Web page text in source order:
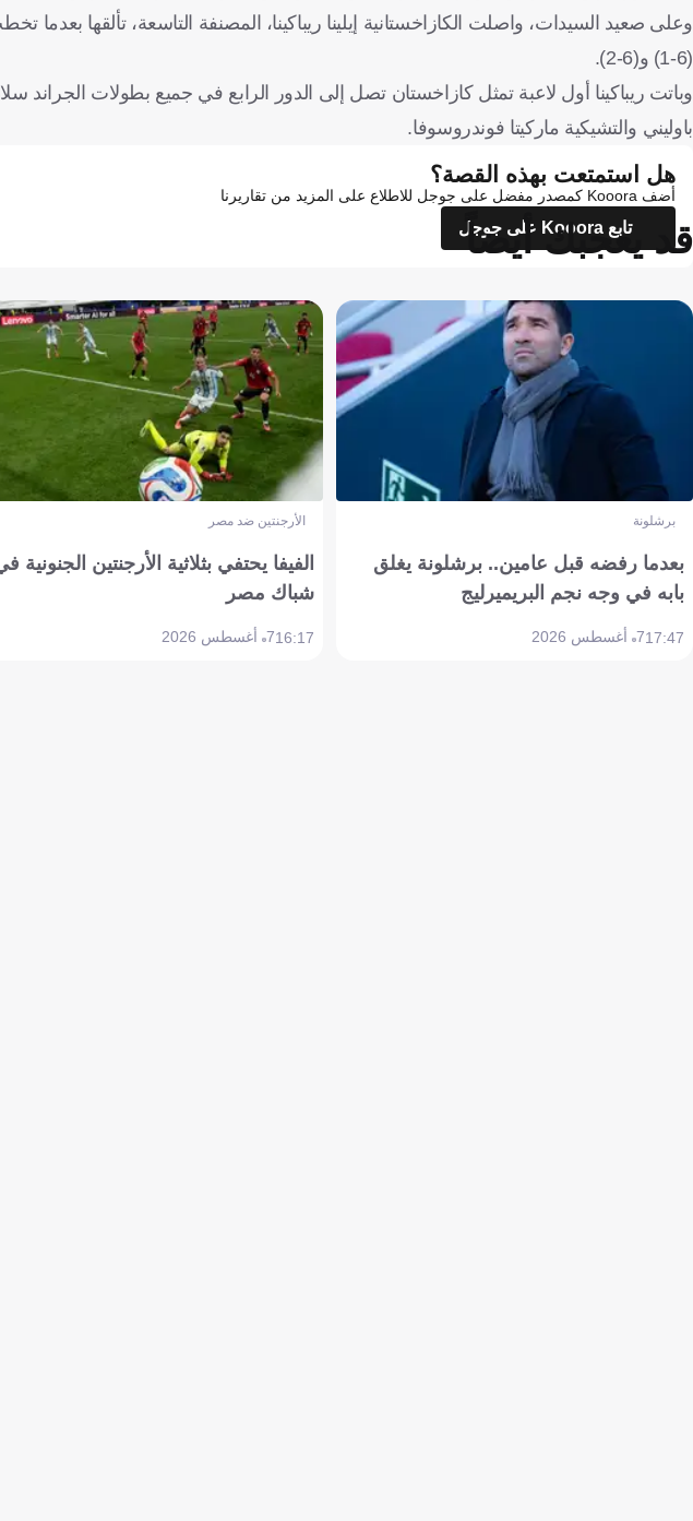
وعلى صعيد السيدات، واصلت الكازاخستانية إيلينا ريباكينا، المصنفة التاسعة، تألقها بعدما
(6-1) و(6-2).
وباتت ريباكينا أول لاعبة تمثل كازاخستان تصل إلى الدور الرابع في جميع بطولات الجراند
باوليني والتشيكية ماركيتا فوندروسوفا.
هل استمتعت بهذه القصة؟
أضف Kooora كمصدر مفضل على جوجل للاطلاع على المزيد من تقاريرنا
تابع Kooora على جوجل
قد يعجبك أيضاً
برشلونة
بعدما رفضه قبل عامين.. برشلونة يغلق
بابه في وجه نجم البريميرليج
17:477 أغسطس 2026
الأرجنتين ضد مصر
الفيفا يحتفي بثلاثية الأرجنتين الجنونية
شباك مصر
16:177 أغسطس 2026